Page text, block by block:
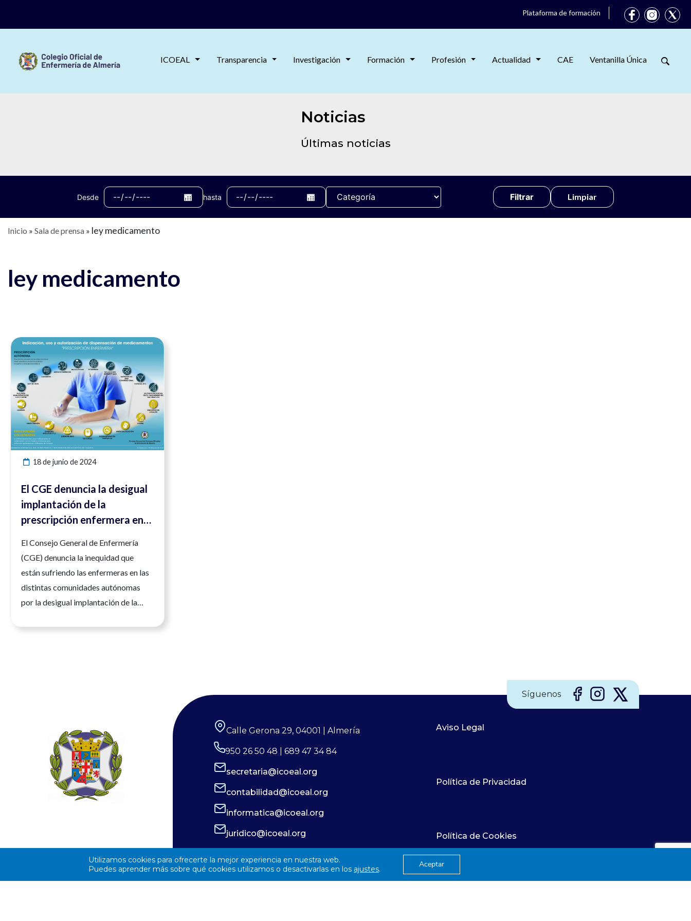
Plataforma de formación
ICOEAL Transparencia Investigación Formación Profesión Actualidad CAE Ventanilla Única
Noticias
Últimas noticias
Desde hasta Limpiar
Inicio » Sala de prensa » ley medicamento
ley medicamento
18 de junio de 2024
El CGE denuncia la desigual
implantación de la
prescripción enfermera en
Ley del Medicamento para
solucionar este problema
El Consejo General de Enfermería
(CGE) denuncia la inequidad que
están sufriendo las enfermeras en las
distintas comunidades autónomas
por la desigual implantación de la
cada administración. A pesar de que
trabajo y el trato que pueden brindar
las enfermeras entre distintas
regiones.
Ver noticia
Síguenos
Calle Gerona 29, 04001 | Almería
950 26 50 48 | 689 47 34 84
secretaria@icoeal.org
contabilidad@icoeal.org
informatica@icoeal.org
juridico@icoeal.org
Aviso Legal
Política de Privacidad
Política de Cookies
© 2026 Colegío Oficial de Enfermería Almería
Utilizamos cookies para ofrecerte la mejor experiencia en nuestra web.
Puedes aprender más sobre qué cookies utilizamos o desactivarlas en los ajustes. Aceptar